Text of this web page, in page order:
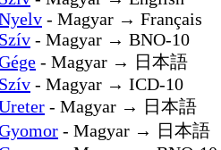
- Magyar → Français
- Magyar → BNO-10
- Magyar → 日本語
- Magyar → ICD-10
- Magyar → 日本語
- Magyar → 日本語